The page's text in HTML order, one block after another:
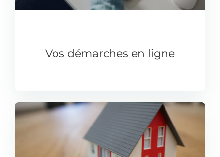
Vos démarches en ligne